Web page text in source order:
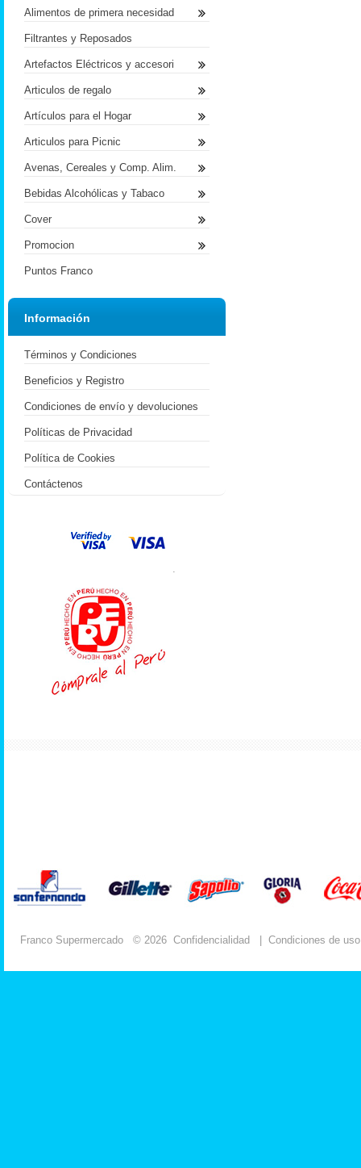
Alimentos de primera necesidad
Filtrantes y Reposados
Artefactos Eléctricos y accesori
Articulos de regalo
Artículos para el Hogar
Articulos para Picnic
Avenas, Cereales y Comp. Alim.
Bebidas Alcohólicas y Tabaco
Cover
Promocion
Puntos Franco
Información
Términos y Condiciones
Beneficios y Registro
Condiciones de envío y devoluciones
Políticas de Privacidad
Política de Cookies
Contáctenos
.
Franco Supermercado © 2026 Confidencialidad Condiciones de uso